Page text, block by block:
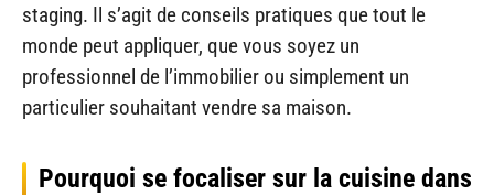
staging. Il s’agit de conseils pratiques que tout le
monde peut appliquer, que vous soyez un
professionnel de l’immobilier ou simplement un
particulier souhaitant vendre sa maison.
Pourquoi se focaliser sur la cuisine dans